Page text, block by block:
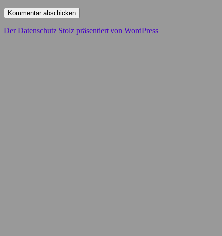
Der Datenschutz Stolz präsentiert von WordPress